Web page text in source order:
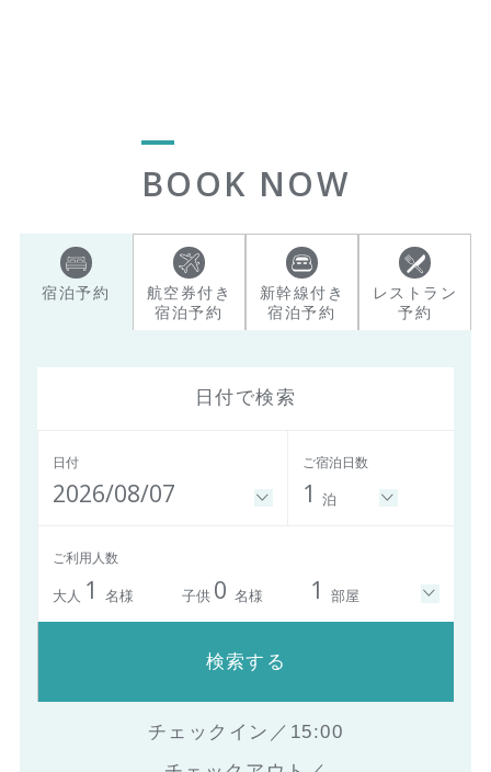
BOOK NOW
宿泊予約
航空券付き
宿泊予約
新幹線付き
宿泊予約
レストラン
予約
日付で検索
日付
2026/08/07
ご宿泊日数
1 泊
ご利用人数
大人 1 名様 子供 0 名様 1 部屋
検索する
チェックイン／15:00